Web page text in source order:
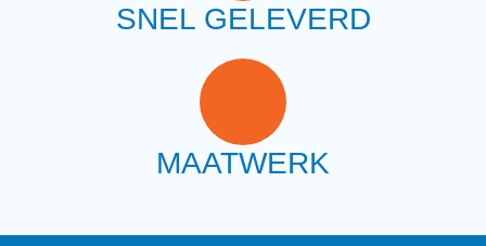
SNEL GELEVERD
MAATWERK